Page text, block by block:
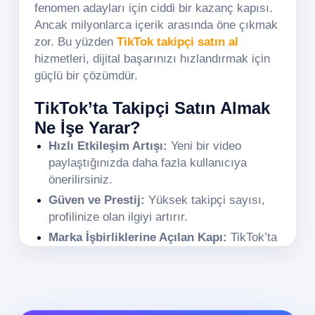
fenomen adayları için ciddi bir kazanç kapısı.
Ancak milyonlarca içerik arasında öne çıkmak
zor. Bu yüzden TikTok takipçi satın al
hizmetleri, dijital başarınızı hızlandırmak için
güçlü bir çözümdür.
TikTok’ta Takipçi Satın Almak
Ne İşe Yarar?
Hızlı Etkileşim Artışı: Yeni bir video
paylaştığınızda daha fazla kullanıcıya
önerilirsiniz.
Güven ve Prestij: Yüksek takipçi sayısı,
profilinize olan ilgiyi artırır.
Marka İşbirliklerine Açılan Kapı: TikTok’ta